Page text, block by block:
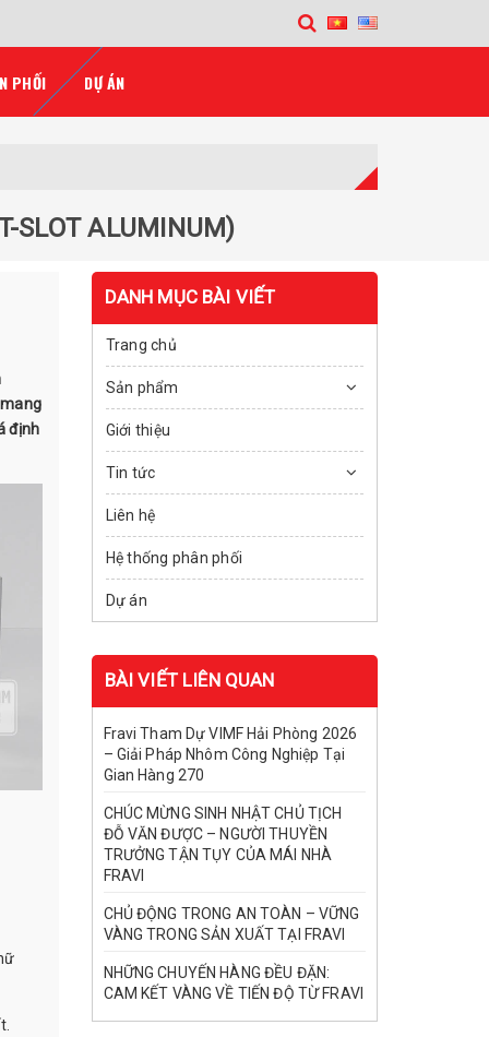
PHỐI DỰ ÁN
SLOT ALUMINUM)
định
DANH MỤC BÀI VIẾT
Trang chủ
Sản phẩm
Giới thiệu
Tin tức
Liên hệ
Hệ thống phân phối
Dự án
BÀI VIẾT LIÊN QUAN
Fravi Tham Dự VIMF Hải Phòng 2026
– Giải Pháp Nhôm Công Nghiệp Tại
Gian Hàng 270
CHÚC MỪNG SINH NHẬT CHỦ TỊCH
ĐỖ VĂN ĐƯỢC – NGƯỜI THUYỀN
TRƯỞNG TẬN TỤY CỦA MÁI NHÀ
FRAVI
CHỦ ĐỘNG TRONG AN TOÀN – VỮNG
VÀNG TRONG SẢN XUẤT TẠI FRAVI
NHỮNG CHUYẾN HÀNG ĐỀU ĐẶN:
CAM KẾT VÀNG VỀ TIẾN ĐỘ TỪ FRAVI